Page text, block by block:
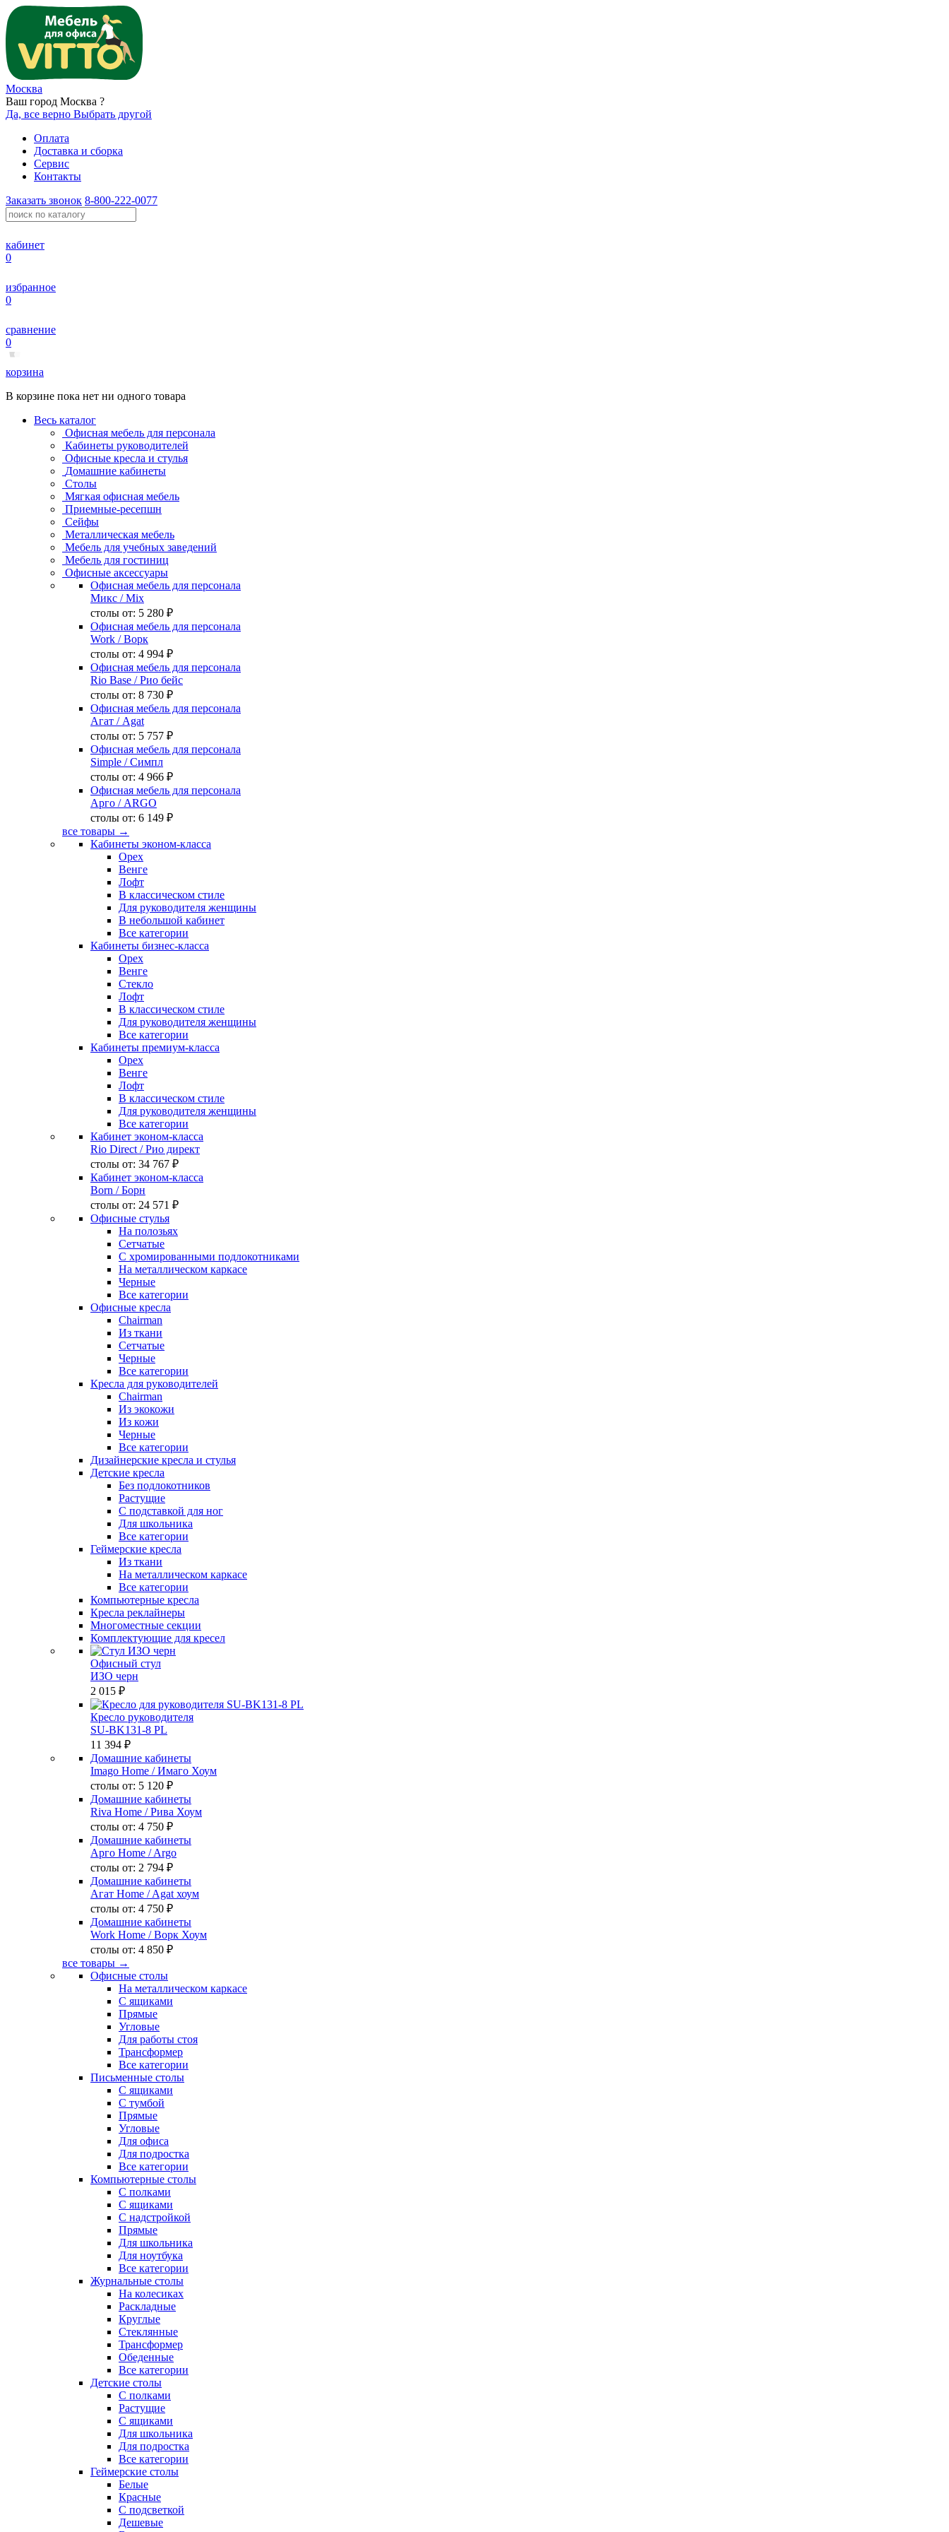
Москва
Ваш город Москва ?
Да, все верно Выбрать другой
Оплата
Доставка и сборка
Сервис
Контакты
Заказать звонок 8-800-222-0077
кабинет
0
избранное
0
сравнение
0
корзина
В корзине пока нет ни одного товара
Весь каталог
Офисная мебель для персонала
Кабинеты руководителей
Офисные кресла и стулья
Домашние кабинеты
Столы
Мягкая офисная мебель
Приемные-ресепшн
Сейфы
Металлическая мебель
Мебель для учебных заведений
Мебель для гостиниц
Офисные аксессуары
Офисная мебель для персонала
Микс / Mix
столы от: 5 280 ₽
Офисная мебель для персонала
Work / Ворк
столы от: 4 994 ₽
Офисная мебель для персонала
Rio Base / Рио бейс
столы от: 8 730 ₽
Офисная мебель для персонала
Агат / Agat
столы от: 5 757 ₽
Офисная мебель для персонала
Simple / Симпл
столы от: 4 966 ₽
Офисная мебель для персонала
Арго / ARGO
столы от: 6 149 ₽
все товары →
Кабинеты эконом-класса
Орех
Венге
Лофт
В классическом стиле
Для руководителя женщины
В небольшой кабинет
Все категории
Кабинеты бизнес-класса
Орех
Венге
Стекло
Лофт
В классическом стиле
Для руководителя женщины
Все категории
Кабинеты премиум-класса
Орех
Венге
Лофт
В классическом стиле
Для руководителя женщины
Все категории
Кабинет эконом-класса
Rio Direct / Рио директ
столы от: 34 767 ₽
Кабинет эконом-класса
Born / Борн
столы от: 24 571 ₽
Офисные стулья
На полозьях
Сетчатые
С хромированными подлокотниками
На металлическом каркасе
Черные
Все категории
Офисные кресла
Chairman
Из ткани
Сетчатые
Черные
Все категории
Кресла для руководителей
Chairman
Из экокожи
Из кожи
Черные
Все категории
Дизайнерские кресла и стулья
Детские кресла
Без подлокотников
Растущие
С подставкой для ног
Для школьника
Все категории
Геймерские кресла
Из ткани
На металлическом каркасе
Все категории
Компьютерные кресла
Кресла реклайнеры
Многоместные секции
Комплектующие для кресел
Офисный стул
ИЗО черн
2 015 ₽
Кресло руководителя
SU-BK131-8 PL
11 394 ₽
Домашние кабинеты
Imago Home / Имаго Хоум
столы от: 5 120 ₽
Домашние кабинеты
Riva Home / Рива Хоум
столы от: 4 750 ₽
Домашние кабинеты
Арго Home / Argo
столы от: 2 794 ₽
Домашние кабинеты
Агат Home / Agat хоум
столы от: 4 750 ₽
Домашние кабинеты
Work Home / Ворк Хоум
столы от: 4 850 ₽
все товары →
Офисные столы
На металлическом каркасе
С ящиками
Прямые
Угловые
Для работы стоя
Трансформер
Все категории
Письменные столы
С ящиками
С тумбой
Прямые
Угловые
Для офиса
Для подростка
Все категории
Компьютерные столы
С полками
С ящиками
С надстройкой
Прямые
Для школьника
Для ноутбука
Все категории
Журнальные столы
На колесиках
Раскладные
Круглые
Стеклянные
Трансформер
Обеденные
Все категории
Детские столы
С полками
Растущие
С ящиками
Для школьника
Для подростка
Все категории
Геймерские столы
Белые
Красные
С подсветкой
Дешевые